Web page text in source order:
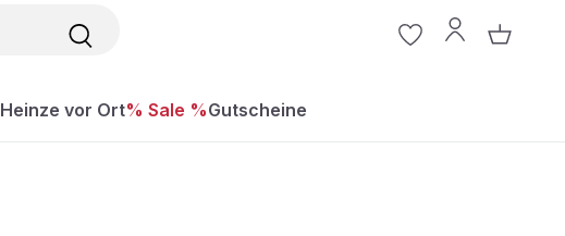
Heinze vor Ort% Sale %Gutscheine